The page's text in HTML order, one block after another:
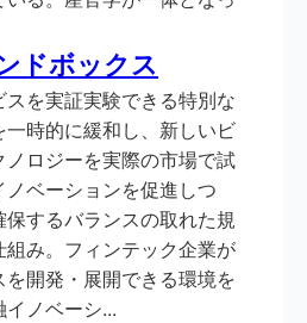
ドボックス
を実証実験できる特別な
時的に緩和し、新しいビ
ロジーを実際の市場で試
ベーションを促進しつ
するバランスの取れた規
み。フィンテック企業が
開発・展開できる環境を
ノベーシ...